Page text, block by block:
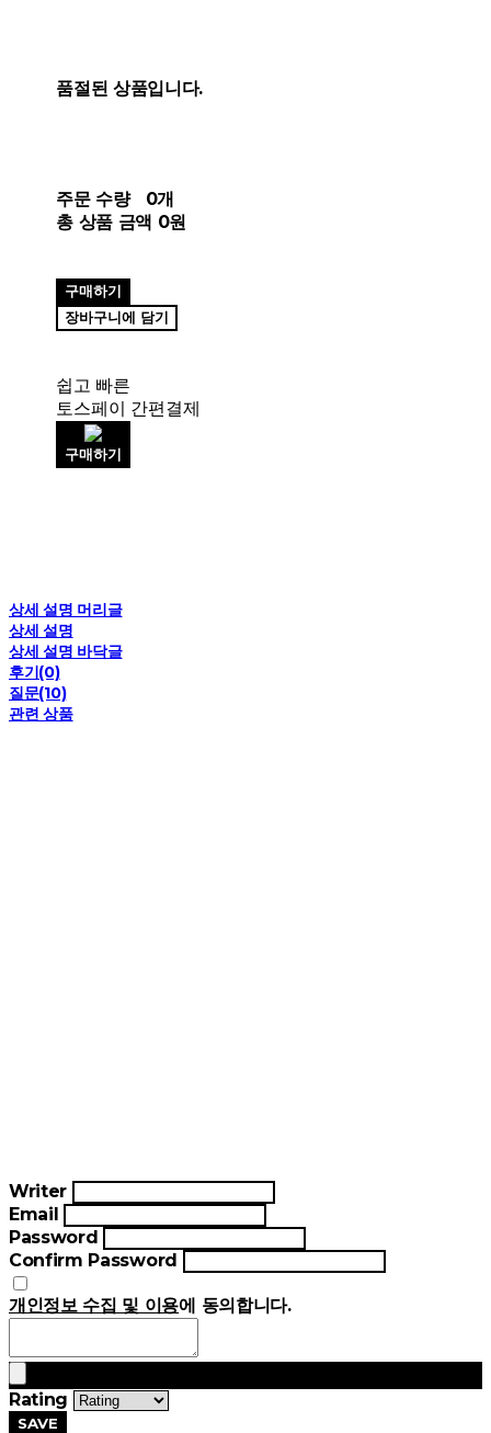
품절된 상품입니다.
주문 수량
0개
총 상품 금액 0원
구매하기
장바구니에 담기
쉽고 빠른
토스페이 간편결제
구매하기
상세 설명 머리글
상세 설명
상세 설명 바닥글
후기(0)
질문(10)
관련 상품
Writer
Email
Password
Confirm Password
개인정보 수집 및 이용에 동의합니다.
Rating
SAVE